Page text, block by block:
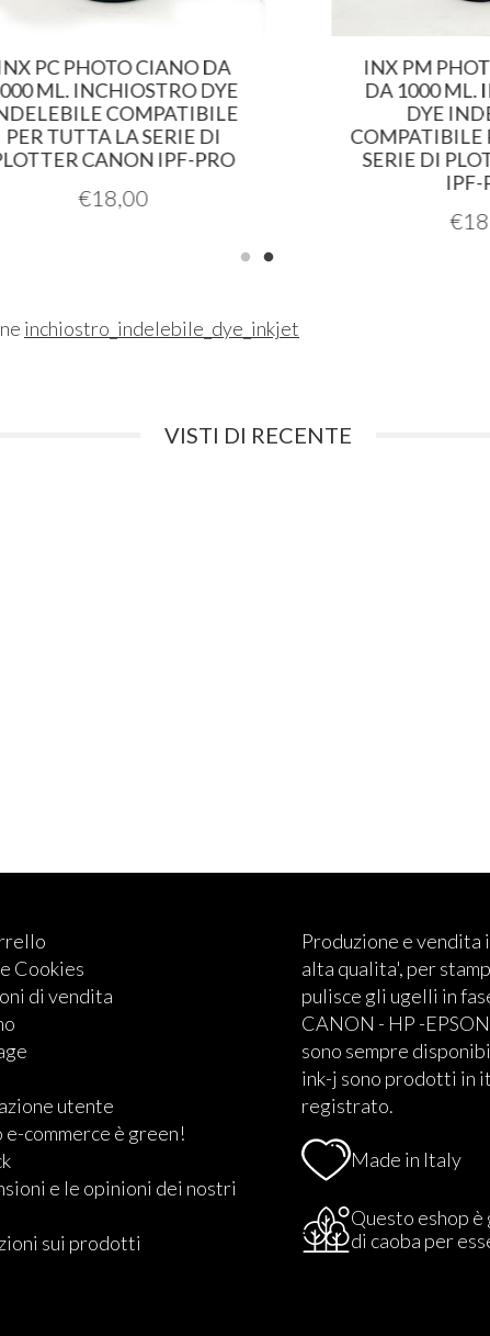
PHOTO CIANO DA
ML. INCHIOSTRO DYE
COMPATIBILE
TUTTA LA SERIE DI
CANON IPF-PRO
18,00
INX PM PHOTO
DA 1000 ML.
DYE
COMPATIBILE
SERIE DI
IPF-PRO
18,00
inchiostro_indelebile_dye_inkjet
VISTI DI RECENTE
Cookies
di vendita
utente
e-commerce è green!
e le opinioni dei nostri
sui prodotti
Produzione e
alta qualita', per
pulisce gli ugelli in
CANON - HP -
sono sempre
ink-j sono prodotti in
registrato.
Made in Italy
Questo eshop
di caoba per